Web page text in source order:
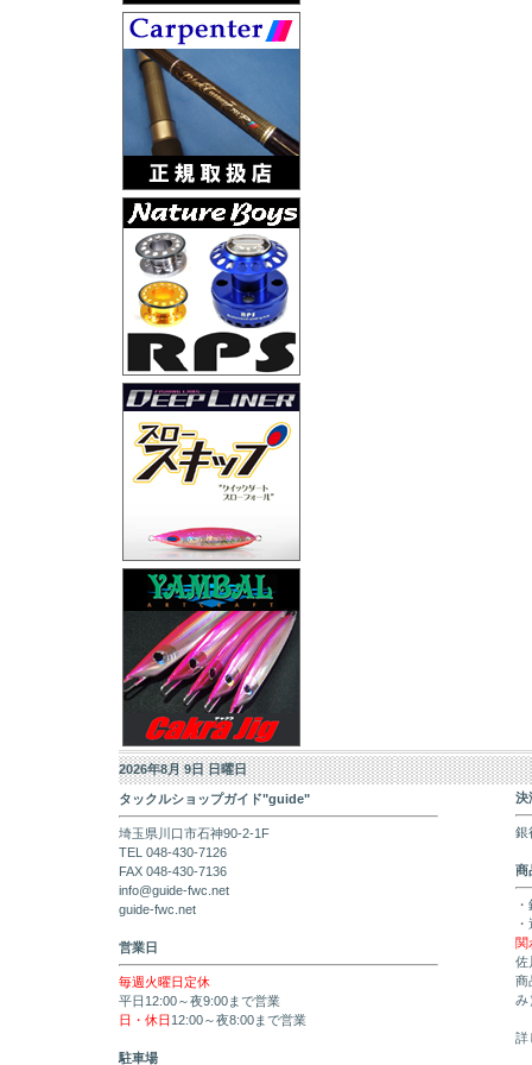
2026年8月 9日 日曜日
タックルショップガイド"guide"
埼玉県川口市石神90-2-1F
TEL 048-430-7126
FAX 048-430-7136
info@guide-fwc.net
guide-fwc.net
営業日
毎週火曜日定休
平日12:00～夜9:00まで営業
日・休日 12:00～夜8:00まで営業
駐車場
決
銀
商
関
佐
商
み
詳